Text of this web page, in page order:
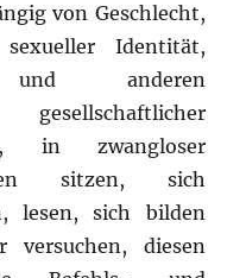
von Geschlecht,
Identität,
anderen
gesellschaftlicher
in zwangloser
sitzen, sich
lesen, sich bilden
diesen